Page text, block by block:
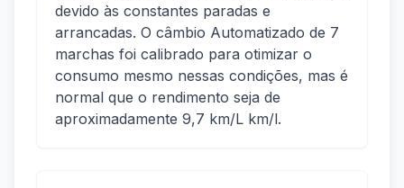
devido às constantes paradas e
arrancadas. O câmbio Automatizado de 7
marchas foi calibrado para otimizar o
consumo mesmo nessas condições, mas é
normal que o rendimento seja de
aproximadamente 9,7 km/L km/l.